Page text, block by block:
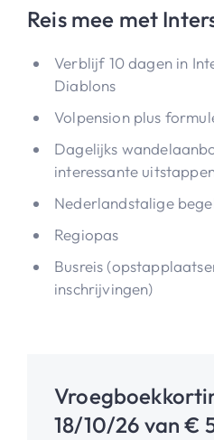
Reis mee met
Verblijf 10 dagen in
Diablons
Volpension plus
Dagelijks
interessante
Nederlandstalige
Regiopas
Busreis
inschrijvingen)
18/10/26 van €